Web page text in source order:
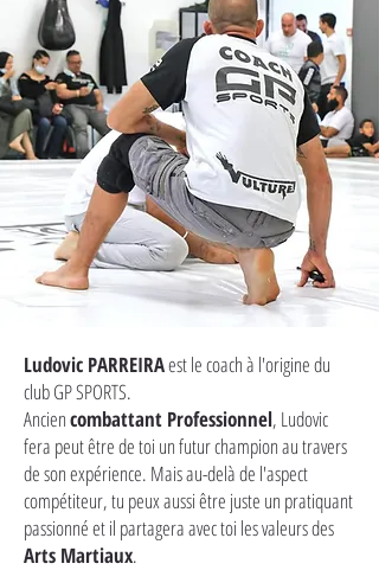
Ludovic PARREIRAest le coach à l'origine du
club GP SPORTS.
Anciencombattant Professionnel, Ludovic
fera peut être de toi un futur champion au travers
de son expérience. Mais au-delà de l'aspect
compétiteur, tu peux aussi être juste un pratiquant
passionné et il partagera avec toi les valeurs des
Arts Martiaux.